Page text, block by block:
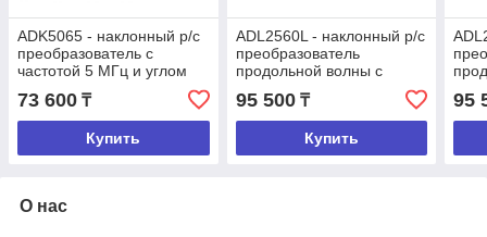
ADK5065 - наклонный р/с
преобразователь с
частотой 5 МГц и углом
ввода 65 град.
73 600 ₸
Купить
ADL2560L - наклонный р/с
преобразователь
продольной волны с
частотой 2,5 МГц и углом
ввода 60 град.
95 500₸
Купить
95
О нас